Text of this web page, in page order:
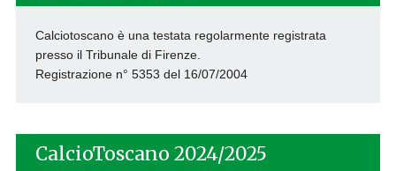
Calciotoscano è una testata regolarmente registrata
presso il Tribunale di Firenze.
Registrazione n° 5353 del 16/07/2004
CalcioToscano 2024/2025